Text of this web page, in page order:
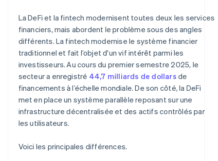
La DeFi et la fintech modernisent toutes deux les services
financiers, mais abordent le problème sous des angles
différents. La fintech modernise le système financier
traditionnel et fait l’objet d'un vif intérêt parmi les
investisseurs. Au cours du premier semestre 2025, le
secteur a enregistré 44,7 milliards de dollars de
financements à l’échelle mondiale. De son côté, la DeFi
met en place un système parallèle reposant sur une
infrastructure décentralisée et des actifs contrôlés par
les utilisateurs.
Voici les principales différences.